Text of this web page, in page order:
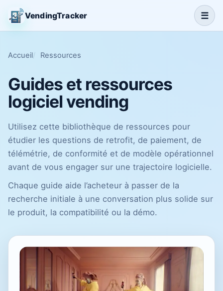
VendingTracker ☰
Accueil Ressources
Guides et ressources
logiciel vending
Utilisez cette bibliothèque de ressources pour
étudier les questions de retrofit, de paiement, de
télémétrie, de conformité et de modèle opérationnel
avant de vous engager sur une trajectoire logicielle.
Chaque guide aide l’acheteur à passer de la
recherche initiale à une conversation plus solide sur
le produit, la compatibilité ou la démo.